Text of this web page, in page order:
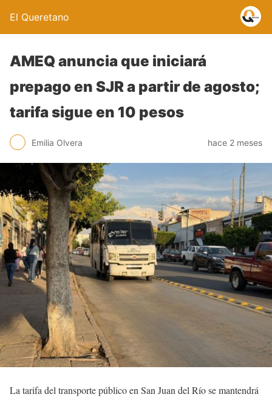
El Queretano
AMEQ anuncia que iniciará
prepago en SJR a partir de agosto;
tarifa sigue en 10 pesos
Emilia Olvera hace 2 meses
La tarifa del transporte público en San Juan del Río se mantendrá